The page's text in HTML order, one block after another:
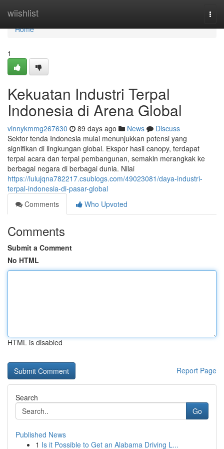
wiishlist
Home
Home
1
Kekuatan Industri Terpal
Indonesia di Arena Global
vinnykmmg267630 89 days ago News
Discuss
Sektor tenda Indonesia mulai menunjukkan potensi yang
signifikan di lingkungan global. Ekspor hasil canopy, terdapat
terpal acara dan terpal pembangunan, semakin merangkak ke
berbagai negara di berbagai dunia. Nilai
https://lulujqna782217.csublogs.com/49023081/daya-industri-
terpal-indonesia-di-pasar-global
Comments
Who Upvoted
Comments
Submit a Comment
No HTML
HTML is disabled
Report Page
Search
Go
Published News
1 Is it Possible to Get an Alabama Driving L...